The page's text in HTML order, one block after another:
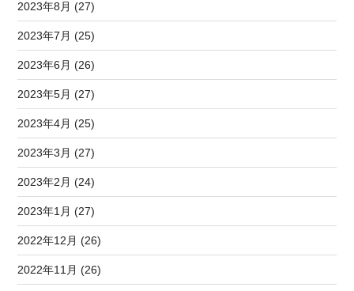
2023年8月 (27)
2023年7月 (25)
2023年6月 (26)
2023年5月 (27)
2023年4月 (25)
2023年3月 (27)
2023年2月 (24)
2023年1月 (27)
2022年12月 (26)
2022年11月 (26)